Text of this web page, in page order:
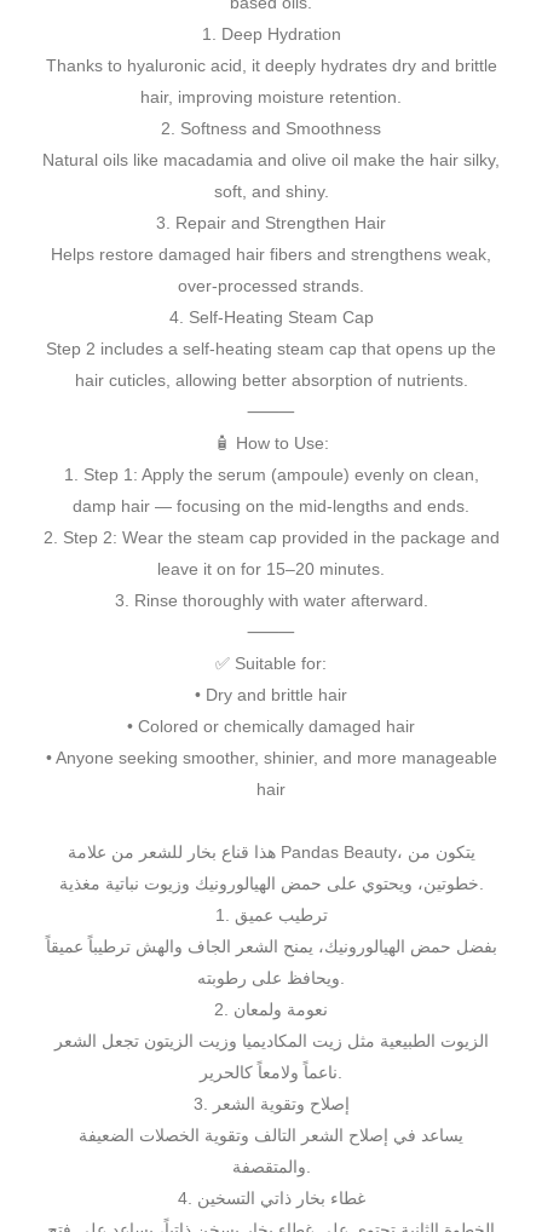
1. Deep Hydration
Thanks to hyaluronic acid, it deeply hydrates dry and brittle
hair, improving moisture retention.
2. Softness and Smoothness
Natural oils like macadamia and olive oil make the hair silky,
soft, and shiny.
3. Repair and Strengthen Hair
Helps restore damaged hair fibers and strengthens weak,
over-processed strands.
4. Self-Heating Steam Cap
Step 2 includes a self-heating steam cap that opens up the
hair cuticles, allowing better absorption of nutrients.
⸻
🧴 How to Use:
1. Step 1: Apply the serum (ampoule) evenly on clean,
damp hair — focusing on the mid-lengths and ends.
2. Step 2: Wear the steam cap provided in the package and
leave it on for 15–20 minutes.
3. Rinse thoroughly with water afterward.
⸻
✅ Suitable for:
• Dry and brittle hair
• Colored or chemically damaged hair
• Anyone seeking smoother, shinier, and more manageable
hair
هذا قناع بخار للشعر من علامة Pandas Beauty، يتكون من
1. ترطيب عميق
بفضل حمض الهيالورونيك، يمنح الشعر الجاف والهش ترطيباً عميقاً
2. نعومة ولمعان
الزيوت الطبيعية مثل زيت المكاديميا وزيت الزيتون تجعل الشعر
3. إصلاح وتقوية الشعر
يساعد في إصلاح الشعر التالف وتقوية الخصلات الضعيفة
4. غطاء بخار ذاتي التسخين